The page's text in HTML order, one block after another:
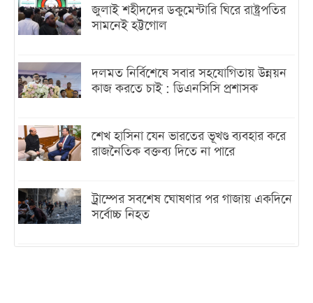
জুলাই শহীদদের ডকুমেন্টারি ঘিরে রাষ্ট্রপতির
সামনেই হট্টগোল
দলমত নির্বিশেষে সবার সহযোগিতায় উন্নয়ন
কাজ করতে চাই : ডিএনসিসি প্রশাসক
শেখ হাসিনা যেন ভারতের ভূখণ্ড ব্যবহার করে
রাজনৈতিক বক্তব্য দিতে না পারে
ট্রাম্পের সবশেষ ঘোষণার পর গাজায় একদিনে
সর্বোচ্চ নিহত